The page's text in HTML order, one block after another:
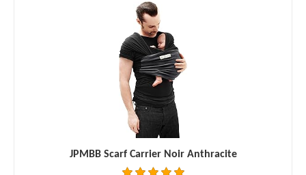
JPMBB Scarf Carrier Noir Anthracite